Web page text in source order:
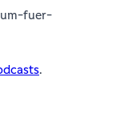
fuer-
.